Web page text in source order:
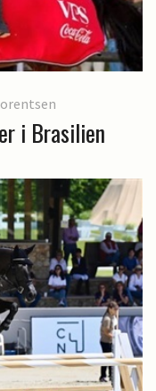
i Brasilien